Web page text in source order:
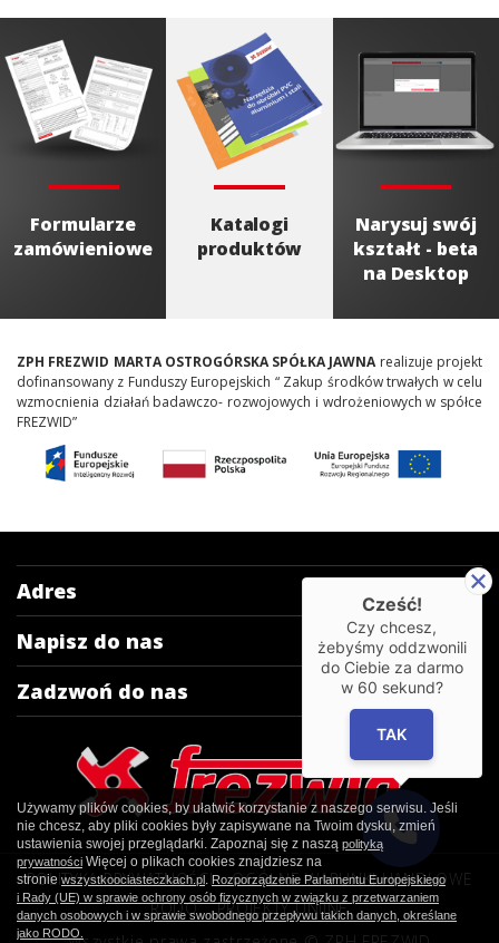
Formularze
zamówieniowe
Katalogi
produktów
Narysuj swój
kształt - beta
na Desktop
ZPH FREZWID MARTA OSTROGÓRSKA SPÓŁKA JAWNArealizuje projekt
dofinansowany z Funduszy Europejskich “ Zakup środków trwałych w celu
wzmocnienia działań badawczo- rozwojowych i wdrożeniowych w spółce
FREZWID”
Adres
Napisz do nas
Zadzwoń do nas
POLITYKA PRYWATNOŚCI
OGÓLNE WARUNKI HANDLOWE
RODO
PROJEKTY UNIJNE
Używamy plików cookies, by ułatwić korzystanie z naszego serwisu. Jeśli
nie chcesz, aby pliki cookies były zapisywane na Twoim dysku, zmień
ustawienia swojej przeglądarki. Zapoznaj się z naszą polityką
prywatności Więcej o plikach cookies znajdziesz na
stronie wszystkoociasteczkach.pl. Rozporządzenie Parlamentu Europejskiego
i Rady (UE) w sprawie ochrony osób fizycznych w związku z przetwarzaniem
danych osobowych i w sprawie swobodnego przepływu takich danych, określane
jako RODO.
Cześć!
Czy chcesz,
żebyśmy oddzwonili
do Ciebie za darmo
w 60 sekund?
TAK